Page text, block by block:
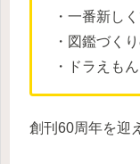
・一番新し
・図鑑づく
・ドラえも
創刊60周年を迎